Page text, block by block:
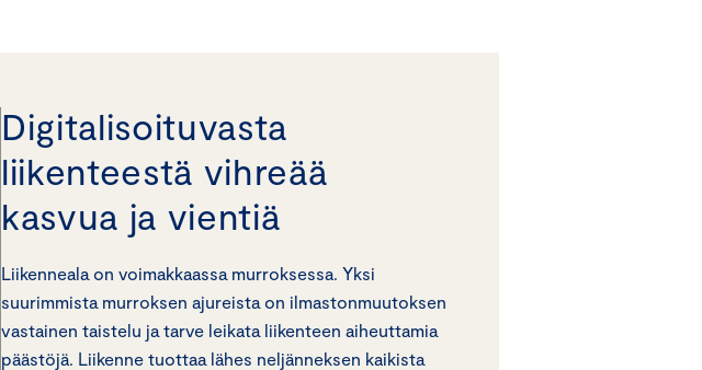
Digitalisoituvasta
liikenteestä vihreää
kasvua ja vientiä
Liikenneala on voimakkaassa murroksessa. Yksi
suurimmista murroksen ajureista on ilmastonmuutoksen
vastainen taistelu ja tarve leikata liikenteen aiheuttamia
päästöjä. Liikenne tuottaa lähes neljänneksen kaikista